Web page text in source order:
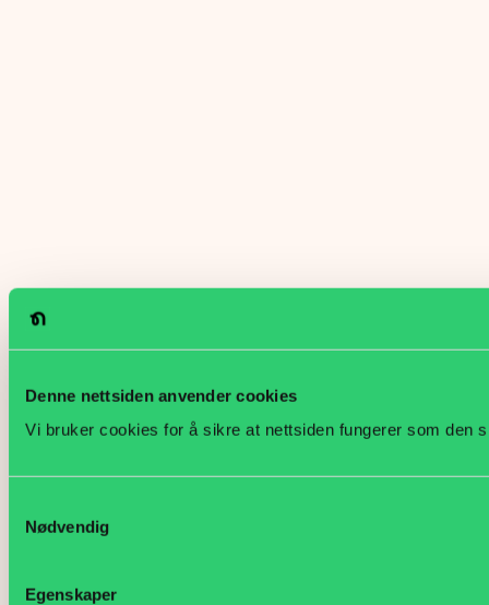
Denne nettsiden anvender cookies
Vi bruker cookies for å sikre at nettsiden fungerer som den
Nødvendig
Egenskaper